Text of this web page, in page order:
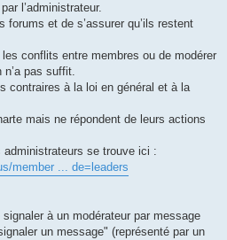
l’administrateur.
forums et de s’assurer qu’ils restent
conflits entre membres ou de modérer
n’a pas suffit.
contraires à la loi en général et à la
mais ne répondent de leurs actions
se trouve ici :
member ... de=leaders
à un modérateur par message
un message" (représenté par un